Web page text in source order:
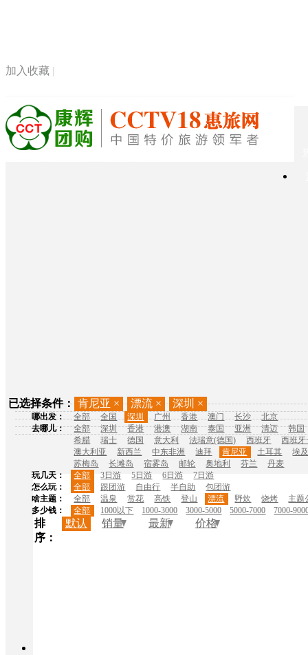
加入收藏 |
|
旗下网站
已选择条件： 肯尼亚 × 漂流 × 深圳 ×
哪出发： 全部 全国 深圳 广州 香港 澳门 长沙
北京
去哪儿：
全部 深圳 香港 港澳 湖南 泰国 亚洲 清迈
韩国
希腊
瑞士 德国 意大利 法瑞意(德国) 西班牙
西班
澳大利亚
新西兰 中东非洲 迪拜 肯尼亚 土耳其
埃
苏梅岛
长滩岛 宿雾岛 邮轮 奥地利 芬兰
丹麦
玩几天：
全部 3日游 5日游 6日游
7日游
怎么玩：
全部 跟团游 自由行 半自助
包团游
啥主题：
全部 温泉 赏花 高铁 登山 漂流 野炊 烧烤
主题
多少钱：
全部 1000以下 1000-3000 3000-5000 5000-7000 7000-
排
序：
默认 销量 最新 价格